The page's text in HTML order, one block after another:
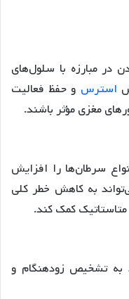
در مبارزه با سلول‌های
استرس و حفظ فعالیت
مغزی مؤثر باشند.
سرطان‌ها را افزایش
به کاهش خطر کلی
متاستاتیک کمک کند.
به تشخیص زودهنگام و